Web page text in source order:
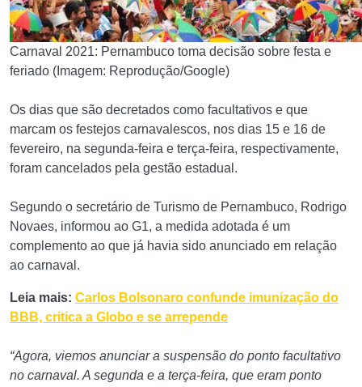
Carnaval 2021: Pernambuco toma decisão sobre festa e
feriado (Imagem: Reprodução/Google)
Os dias que são decretados como facultativos e que
marcam os festejos carnavalescos, nos dias 15 e 16 de
fevereiro, na segunda-feira e terça-feira, respectivamente,
foram cancelados pela gestão estadual.
Segundo o secretário de Turismo de Pernambuco, Rodrigo
Novaes, informou ao G1, a medida adotada é um
complemento ao que já havia sido anunciado em relação
ao carnaval.
Leia mais: Carlos Bolsonaro confunde imunização do
BBB, critica a Globo e se arrepende
“Agora, viemos anunciar a suspensão do ponto facultativo
no carnaval. A segunda e a terça-feira, que eram ponto